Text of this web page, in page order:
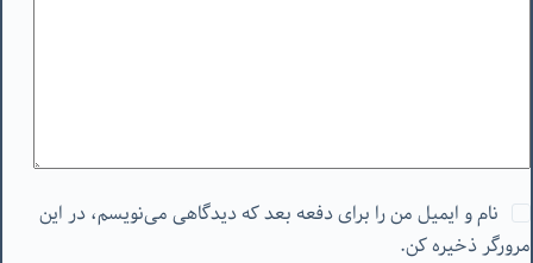
نام و ایمیل من را برای دفعه بعد که دیدگاهی می‌نویسم، در این
مرورگر ذخیره کن.